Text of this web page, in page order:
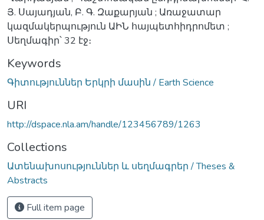
Յ. Սայադյան, Բ. Գ. Զաքարյան ; Առաջատար
կազմակերպություն ԱԻՆ հայպետհիդրոմետ ;
Սեղմագիր՝ 32 էջ։
Keywords
Գիտություններ Երկրի մասին / Earth Science
URI
http://dspace.nla.am/handle/123456789/1263
Collections
Ատենախոսություններ և սեղմագրեր / Theses &
Abstracts
Full item page